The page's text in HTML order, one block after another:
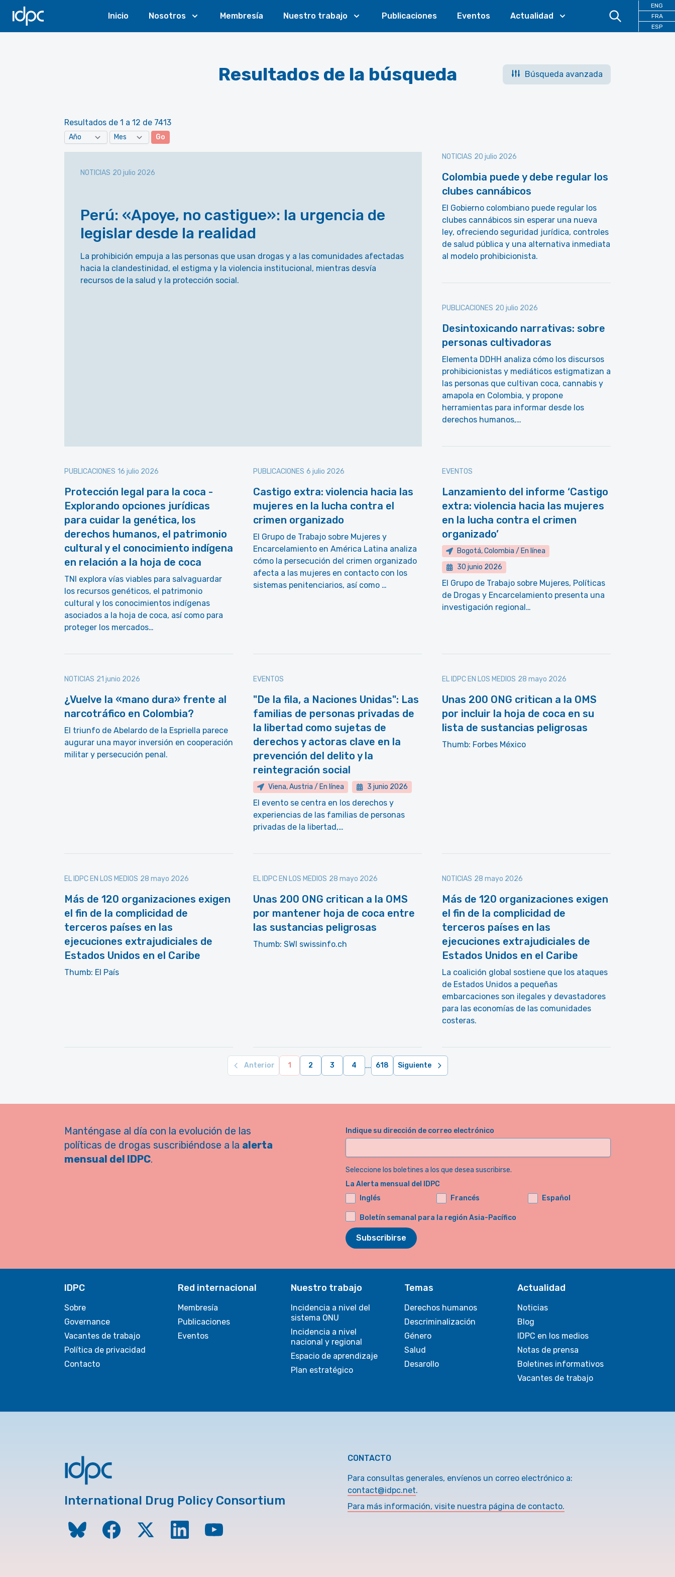
IDPC
Inicio Nosotros Membresía Nuestro trabajo Publicaciones Eventos Actualidad
ENG
FRA
ESP
Resultados de la búsqueda Búsqueda avanzada
Resultados de 1 a 12 de 7413
Go
NOTICIAS 20 julio 2026
Perú: «Apoye, no castigue»: la urgencia de
legislar desde la realidad
La prohibición empuja a las personas que usan drogas y a las comunidades afectadas
hacia la clandestinidad, el estigma y la violencia institucional, mientras desvía
recursos de la salud y la protección social.
NOTICIAS 20 julio 2026
Colombia puede y debe regular los
clubes cannábicos
El Gobierno colombiano puede regular los
clubes cannábicos sin esperar una nueva
ley, ofreciendo seguridad jurídica, controles
de salud pública y una alternativa inmediata
al modelo prohibicionista.
PUBLICACIONES 20 julio 2026
Desintoxicando narrativas: sobre
personas cultivadoras
Elementa DDHH analiza cómo los discursos
prohibicionistas y mediáticos estigmatizan a
las personas que cultivan coca, cannabis y
amapola en Colombia, y propone
herramientas para informar desde los
derechos humanos,…
PUBLICACIONES 16 julio 2026
Protección legal para la coca -
Explorando opciones jurídicas
para cuidar la genética, los
derechos humanos, el patrimonio
cultural y el conocimiento indígena
en relación a la hoja de coca
TNI explora vías viables para salvaguardar
los recursos genéticos, el patrimonio
cultural y los conocimientos indígenas
asociados a la hoja de coca, así como para
proteger los mercados…
PUBLICACIONES 6 julio 2026
Castigo extra: violencia hacia las
mujeres en la lucha contra el
crimen organizado
El Grupo de Trabajo sobre Mujeres y
Encarcelamiento en América Latina analiza
cómo la persecución del crimen organizado
afecta a las mujeres en contacto con los
sistemas penitenciarios, así como …
EVENTOS
Lanzamiento del informe ‘Castigo
extra: violencia hacia las mujeres
en la lucha contra el crimen
organizado’
Bogotá, Colombia / En línea
30 junio 2026
El Grupo de Trabajo sobre Mujeres, Políticas
de Drogas y Encarcelamiento presenta una
investigación regional…
NOTICIAS 21 junio 2026
¿Vuelve la «mano dura» frente al
narcotráfico en Colombia?
El triunfo de Abelardo de la Espriella parece
augurar una mayor inversión en cooperación
militar y persecución penal.
EVENTOS
"De la fila, a Naciones Unidas": Las
familias de personas privadas de
la libertad como sujetas de
derechos y actoras clave en la
prevención del delito y la
reintegración social
Viena, Austria / En línea 3 junio 2026
El evento se centra en los derechos y
experiencias de las familias de personas
privadas de la libertad,…
EL IDPC EN LOS MEDIOS 28 mayo 2026
Unas 200 ONG critican a la OMS
por incluir la hoja de coca en su
lista de sustancias peligrosas
Thumb: Forbes México
EL IDPC EN LOS MEDIOS 28 mayo 2026
Más de 120 organizaciones exigen
el fin de la complicidad de
terceros países en las
ejecuciones extrajudiciales de
Estados Unidos en el Caribe
Thumb: El País
EL IDPC EN LOS MEDIOS 28 mayo 2026
Unas 200 ONG critican a la OMS
por mantener hoja de coca entre
las sustancias peligrosas
Thumb: SWI swissinfo.ch
NOTICIAS 28 mayo 2026
Más de 120 organizaciones exigen
el fin de la complicidad de
terceros países en las
ejecuciones extrajudiciales de
Estados Unidos en el Caribe
La coalición global sostiene que los ataques
de Estados Unidos a pequeñas
embarcaciones son ilegales y devastadores
para las economías de las comunidades
costeras.
Anterior 1 2 3 4 ... 618 Siguiente
Manténgase al día con la evolución de las
políticas de drogas suscribiéndose a la alerta
mensual del IDPC.
Indique su dirección de correo electrónico
Seleccione los boletines a los que desea suscribirse.
La Alerta mensual del IDPC
Inglés
Francés Español
Boletín semanal para la región Asia-Pacífico
Subscribirse
IDPC
Sobre
Governance
Vacantes de trabajo
Política de privacidad
Contacto
Red internacional
Membresía
Publicaciones
Eventos
Nuestro trabajo
Incidencia a nivel del
sistema ONU
Incidencia a nivel
nacional y regional
Espacio de aprendizaje
Plan estratégico
Temas
Derechos humanos
Descriminalización
Género
Salud
Desarollo
Actualidad
Noticias
Blog
IDPC en los medios
Notas de prensa
Boletines informativos
Vacantes de trabajo
International Drug Policy Consortium
CONTACTO
Para consultas generales, envíenos un correo electrónico a:
contact@idpc.net.
Para más información, visite nuestra página de contacto.